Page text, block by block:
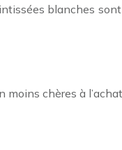
blanches
chères à